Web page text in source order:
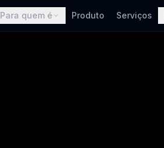
Para quem é Produto Serviços